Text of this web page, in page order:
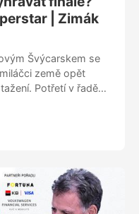
| Zimák
Švýcarskem se
země opět
Potřetí v řadě
z hlavních témat
postřehy přinesl
pochopitelně řešila i
světa z Finska. V
šampion Stanley